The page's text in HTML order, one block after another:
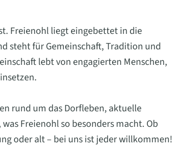
Freienohl liegt eingebettet in die
steht für Gemeinschaft, Tradition und
lebt von engagierten Menschen,
rund um das Dorfleben, aktuelle
Freienohl so besonders macht. Ob
oder alt – bei uns ist jeder willkommen!